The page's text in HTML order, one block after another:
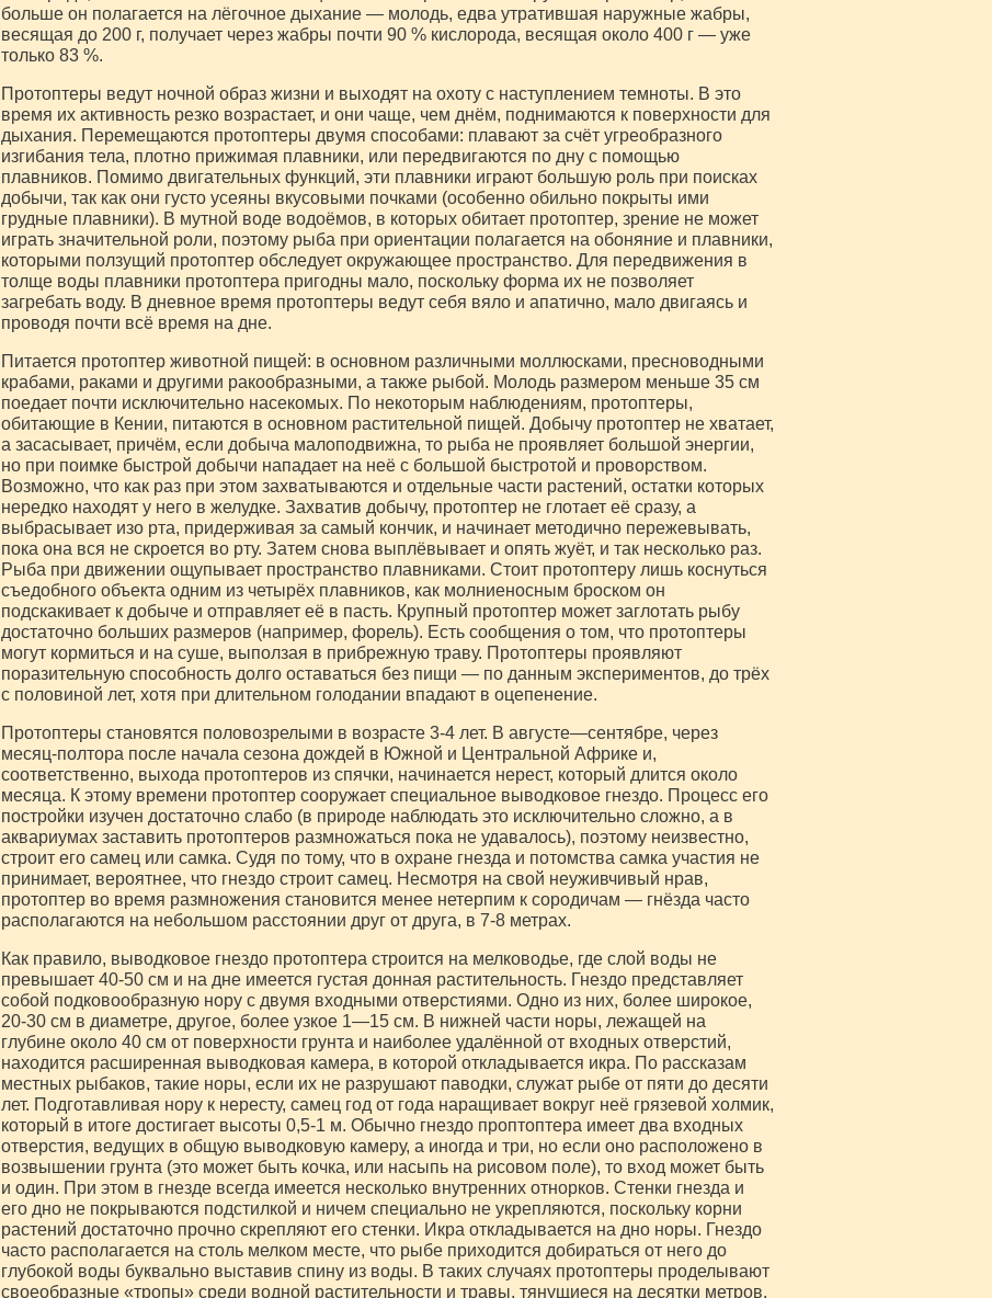
больше он полагается на лёгочное дыхание — молодь, едва утратившая наружные жабры,
весящая до 200 г, получает через жабры почти 90 % кислорода, весящая около 400 г — уже
только 83 %.
Протоптеры ведут ночной образ жизни и выходят на охоту с наступлением темноты. В это
время их активность резко возрастает, и они чаще, чем днём, поднимаются к поверхности для
дыхания. Перемещаются протоптеры двумя способами: плавают за счёт угреобразного
изгибания тела, плотно прижимая плавники, или передвигаются по дну с помощью
плавников. Помимо двигательных функций, эти плавники играют большую роль при поисках
добычи, так как они густо усеяны вкусовыми почками (особенно обильно покрыты ими
грудные плавники). В мутной воде водоёмов, в которых обитает протоптер, зрение не может
играть значительной роли, поэтому рыба при ориентации полагается на обоняние и плавники,
которыми ползущий протоптер обследует окружающее пространство. Для передвижения в
толще воды плавники протоптера пригодны мало, поскольку форма их не позволяет
загребать воду. В дневное время протоптеры ведут себя вяло и апатично, мало двигаясь и
проводя почти всё время на дне.
Питается протоптер животной пищей: в основном различными моллюсками, пресноводными
крабами, раками и другими ракообразными, а также рыбой. Молодь размером меньше 35 см
поедает почти исключительно насекомых. По некоторым наблюдениям, протоптеры,
обитающие в Кении, питаются в основном растительной пищей. Добычу протоптер не хватает,
а засасывает, причём, если добыча малоподвижна, то рыба не проявляет большой энергии,
но при поимке быстрой добычи нападает на неё с большой быстротой и проворством.
Возможно, что как раз при этом захватываются и отдельные части растений, остатки которых
нередко находят у него в желудке. Захватив добычу, протоптер не глотает её сразу, а
выбрасывает изо рта, придерживая за самый кончик, и начинает методично пережевывать,
пока она вся не скроется во рту. Затем снова выплёвывает и опять жуёт, и так несколько раз.
Рыба при движении ощупывает пространство плавниками. Стоит протоптеру лишь коснуться
съедобного объекта одним из четырёх плавников, как молниеносным броском он
подскакивает к добыче и отправляет её в пасть. Крупный протоптер может заглотать рыбу
достаточно больших размеров (например, форель). Есть сообщения о том, что протоптеры
могут кормиться и на суше, выползая в прибрежную траву. Протоптеры проявляют
поразительную способность долго оставаться без пищи — по данным экспериментов, до трёх
с половиной лет, хотя при длительном голодании впадают в оцепенение.
Протоптеры становятся половозрелыми в возрасте 3-4 лет. В августе—сентябре, через
месяц-полтора после начала сезона дождей в Южной и Центральной Африке и,
соответственно, выхода протоптеров из спячки, начинается нерест, который длится около
месяца. К этому времени протоптер сооружает специальное выводковое гнездо. Процесс его
постройки изучен достаточно слабо (в природе наблюдать это исключительно сложно, а в
аквариумах заставить протоптеров размножаться пока не удавалось), поэтому неизвестно,
строит его самец или самка. Судя по тому, что в охране гнезда и потомства самка участия не
принимает, вероятнее, что гнездо строит самец. Несмотря на свой неуживчивый нрав,
протоптер во время размножения становится менее нетерпим к сородичам — гнёзда часто
располагаются на небольшом расстоянии друг от друга, в 7-8 метрах.
Как правило, выводковое гнездо протоптера строится на мелководье, где слой воды не
превышает 40-50 см и на дне имеется густая донная растительность. Гнездо представляет
собой подковообразную нору с двумя входными отверстиями. Одно из них, более широкое,
20-30 см в диаметре, другое, более узкое 1—15 см. В нижней части норы, лежащей на
глубине около 40 см от поверхности грунта и наиболее удалённой от входных отверстий,
находится расширенная выводковая камера, в которой откладывается икра. По рассказам
местных рыбаков, такие норы, если их не разрушают паводки, служат рыбе от пяти до десяти
лет. Подготавливая нору к нересту, самец год от года наращивает вокруг неё грязевой холмик,
который в итоге достигает высоты 0,5-1 м. Обычно гнездо проптоптера имеет два входных
отверстия, ведущих в общую выводковую камеру, а иногда и три, но если оно расположено в
возвышении грунта (это может быть кочка, или насыпь на рисовом поле), то вход может быть
и один. При этом в гнезде всегда имеется несколько внутренних отнорков. Стенки гнезда и
его дно не покрываются подстилкой и ничем специально не укрепляются, поскольку корни
растений достаточно прочно скрепляют его стенки. Икра откладывается на дно норы. Гнездо
часто располагается на столь мелком месте, что рыбе приходится добираться от него до
глубокой воды буквально выставив спину из воды. В таких случаях протоптеры проделывают
своеобразные «тропы» среди водной растительности и травы, тянущиеся на десятки метров.